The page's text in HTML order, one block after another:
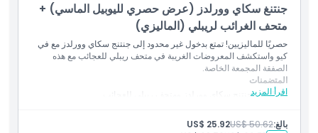
جنتنغ سكاي وورلدز (عرض حصري لليوبيل الماسي) +
متحف الغرائب لريبلي (الماليزي)
حصريًا للماليزيين! تمتع بدخول غير محدود إلى جنتنج سكاي وورلدز مع في
كيو واستكشف المعروضات الغريبة في متحف ريبلي للعجائب مع هذه
الصفقة المجمعة الخاصة.
اقرأ المزيد
المتضمنات
دخول إلى جنتنج سكاي وورلدز ومتحف ريبلي للعجائب.
بالغ:US$ 50.62
US$ 25.92